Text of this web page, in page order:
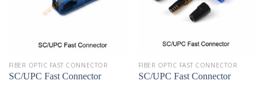
FIBER OPTIC FAST CONNECTOR
SC/UPC Fast Connector
FIBER OPTIC FAST CONNECTOR
SC/UPC Fast Connector